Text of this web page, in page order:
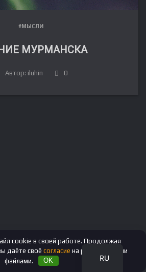
#МЫСЛИ
МУРМАНСКА
Автор: iluhin 0
RU
EN
cookie в своей работе. Продолжая
даёте своё согласие на работу с этими
файлами.
OK